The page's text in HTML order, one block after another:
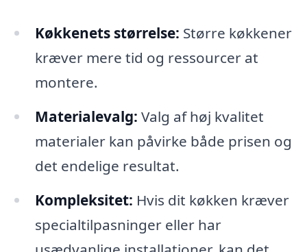
Køkkenets størrelse: Større køkkener
kræver mere tid og ressourcer at
montere.
Materialevalg: Valg af høj kvalitet
materialer kan påvirke både prisen og
det endelige resultat.
Kompleksitet: Hvis dit køkken kræver
specialtilpasninger eller har